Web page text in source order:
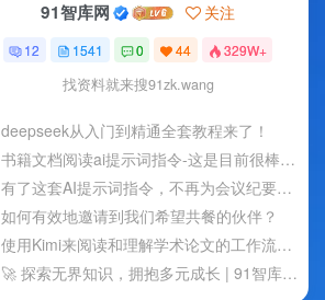
91智库网 关注
12 1541 0 44 329W+
找资料就来搜91zk.wang
deepseek从入门到精通全套教程来了！
书籍文档阅读ai提示词指令-这是目前很棒的了
有了这套AI提示词指令，不再为会议纪要烦恼！轻松搞定商务会议、技术研讨会、学术会议等各种会议
如何有效地邀请到我们希望共餐的伙伴？
使用Kimi来阅读和理解学术论文的工作流分享
🚀 探索无界知识，拥抱多元成长 | 91智库网 🌟